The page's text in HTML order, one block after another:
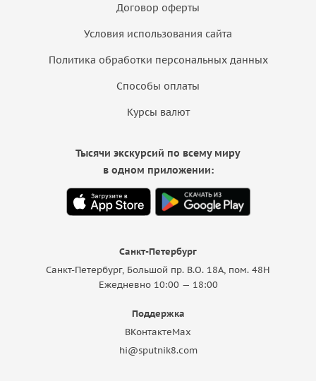
Договор оферты
Условия использования сайта
Политика обработки персональных данных
Способы оплаты
Курсы валют
Санкт-Петербург
Санкт-Петербург, Большой пр. В.О. 18A, пом. 48Н
Ежедневно 10:00 — 18:00
Поддержка
ВКонтактеMax
hi@sputnik8.com
Тысячи экскурсий по всему миру
в одном приложении: